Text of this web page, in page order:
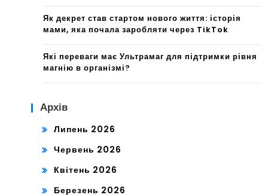
Як декрет став стартом нового життя: історія
мами, яка почала заробляти через TikTok
Які переваги має Ультрамаг для підтримки рівня
магнію в організмі?
Архів
Липень 2026
Червень 2026
Квітень 2026
Березень 2026